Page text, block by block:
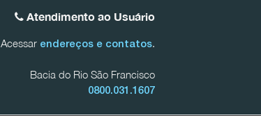
Atendimento ao Usuário
Acessar endereços e contatos.
Bacia do Rio São Francisco
0800.031.1607